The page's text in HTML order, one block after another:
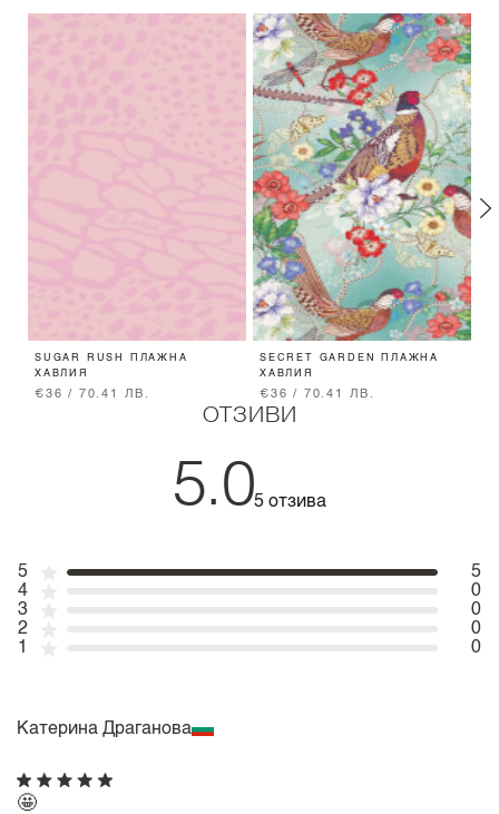
SUGAR RUSH ПЛАЖНА
ХАВЛИЯ
€36 / 70.41 ЛВ.
SECRET GARDEN ПЛАЖНА
ХАВЛИЯ
€36 / 70.41 ЛВ.
ОТЗИВИ
5.05 отзива
5
5
4
0
3
0
2
0
1
0
Катерина Драганова
🤩